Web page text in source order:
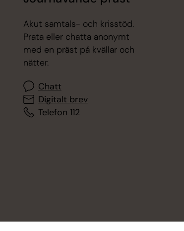
Akut samtals- och krisstöd.
Prata eller chatta anonymt
med en präst på kvällar och
nätter.
Chatt
Digitalt brev
Telefon 112